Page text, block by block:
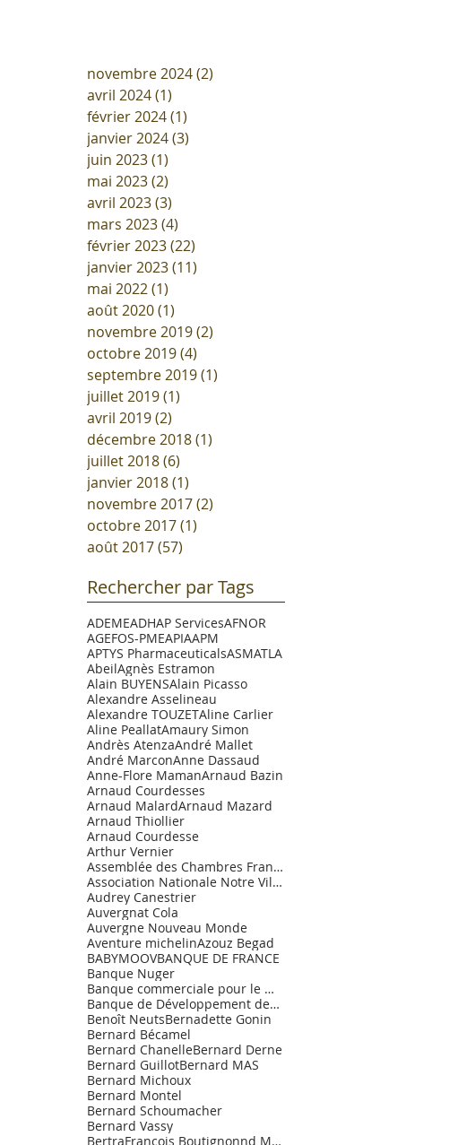
novembre 2024(2)
avril 2024(1)
février 2024(1)
janvier 2024(3)
juin 2023(1)
mai 2023(2)
avril 2023(3)
mars 2023(4)
février 2023(22)
janvier 2023(11)
mai 2022(1)
août 2020(1)
novembre 2019(2)
octobre 2019(4)
septembre 2019(1)
juillet 2019(1)
avril 2019(2)
décembre 2018(1)
juillet 2018(6)
janvier 2018(1)
novembre 2017(2)
octobre 2017(1)
août 2017(57)
Rechercher par Tags
ADEMEADHAP ServicesAFNOR
AGEFOS-PMEAPIAAPM
APTYS PharmaceuticalsASMATLA
AbeilAgnès Estramon
Alain BUYENSAlain Picasso
Alexandre Asselineau
Alexandre TOUZETAline Carlier
Aline PeallatAmaury Simon
Andrès AtenzaAndré Mallet
André MarconAnne Dassaud
Anne-Flore MamanArnaud Bazin
Arnaud Courdesses
Arnaud MalardArnaud Mazard
Arnaud Thiollier
Arnaud Courdesse
Arthur Vernier
Assemblée des Chambres Françaises de Commerce et d
Association Nationale Notre Village.
Audrey Canestrier
Auvergnat Cola
Auvergne Nouveau Monde
Aventure michelinAzouz Begad
BABYMOOVBANQUE DE FRANCE
Banque Nuger
Banque commerciale pour le Marché de l'Entrepr
Banque de Développement des PME
Benoît NeutsBernadette Gonin
Bernard Bécamel
Bernard ChanelleBernard Derne
Bernard GuillotBernard MAS
Bernard Michoux
Bernard Montel
Bernard Schoumacher
Bernard Vassy
BertraFrançois Boutignonnd Maurice